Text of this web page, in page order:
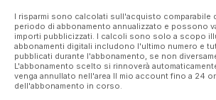
I risparmi sono calcolati sull'acquisto comparabile
periodo di abbonamento annualizzato e possono
importi pubblicizzati. I calcoli sono solo a scopo
abbonamenti digitali includono l'ultimo numero e
pubblicati durante l'abbonamento, se non
L'abbonamento scelto si rinnoverà
venga annullato nell'area Il mio account fino a 24
dell'abbonamento in corso.